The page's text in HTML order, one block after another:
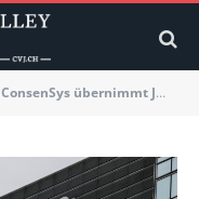
ConsenSys übernimmt JPMorgan’s Blockchain-Plattform Quorum